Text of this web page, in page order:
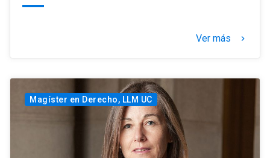
Ver más keyboard_arrow_right
Magíster en Derecho, LLM UC